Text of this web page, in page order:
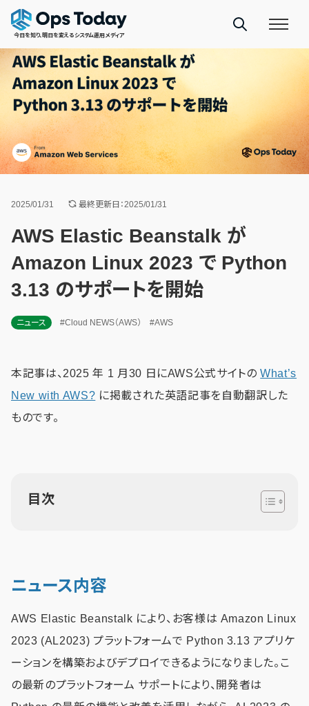
今日を知り、明日を変えるシステム運用メディア
2025/01/31 最終更新日：2025/01/31
AWS Elastic Beanstalk が
Amazon Linux 2023 で Python
3.13 のサポートを開始
ニュース #Cloud NEWS（AWS） #AWS
本記事は、2025 年 1 月30 日にAWS公式サイトのWhat’s
New with AWS? に掲載された英語記事を自動翻訳した
ものです。
目次
ニュース内容
AWS Elastic Beanstalk により、お客様は Amazon Linux
2023 (AL2023) プラットフォームで Python 3.13 アプリケ
ーションを構築およびデプロイできるようになりました。こ
の最新のプラットフォーム サポートにより、開発者は